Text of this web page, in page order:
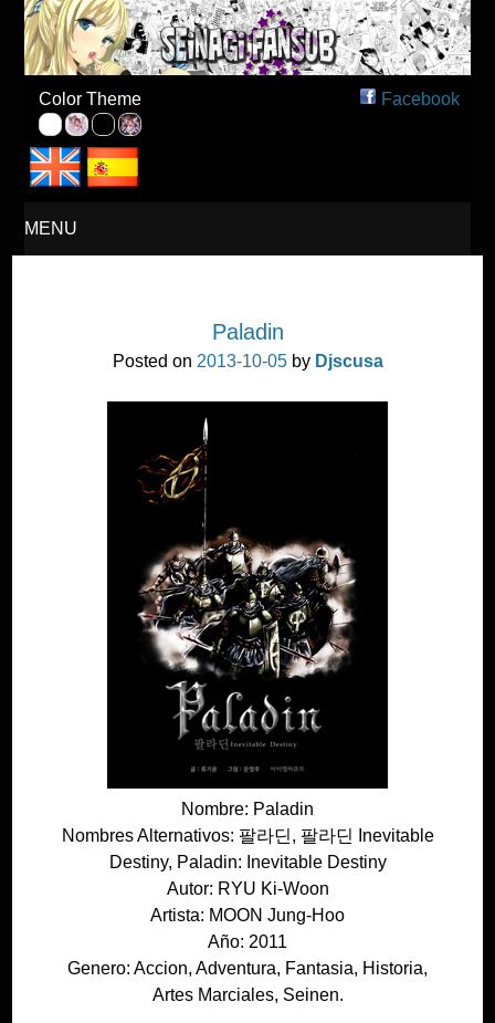
Seinagi Fansub – Español
Color Theme Facebook
MENU
Paladin
Posted on 2013-10-05by Djscusa
Nombre: Paladin
Nombres Alternativos: 팔라딘, 팔라딘 Inevitable
Destiny, Paladin: Inevitable Destiny
Autor: RYU Ki-Woon
Artista: MOON Jung-Hoo
Año: 2011
Genero: Accion, Adventura, Fantasia, Historia,
Artes Marciales, Seinen.